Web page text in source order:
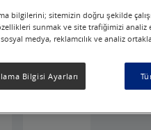
bilgilerini; sitemizin doğru şekilde
sunmak ve site trafiğimizi analiz
medya, reklamcılık ve analiz
Bilgisi Ayarları